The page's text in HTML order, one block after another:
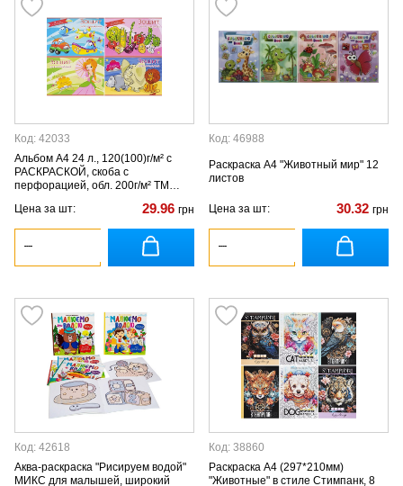
Код: 42033
Альбом А4 24 л., 120(100)г/м² с
РАСКРАСКОЙ, скоба с
перфорацией, обл. 200г/м² ТМ
Цена за шт: 29.96 грн
Код: 46988
Раскраска А4 "Животный мир" 12
листов
Цена за шт: 30.32 грн
Код: 42618
Аква-раскраска "Рисируем водой"
МИКС для малышей, широкий
Код: 38860
Раскраска А4 (297*210мм)
"Животные" в стиле Стимпанк, 8